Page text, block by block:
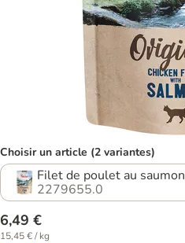
Choisir un article (2 variantes)
Filet de poulet au saumon
2279655.0
6,49 €
15,45 € / kg